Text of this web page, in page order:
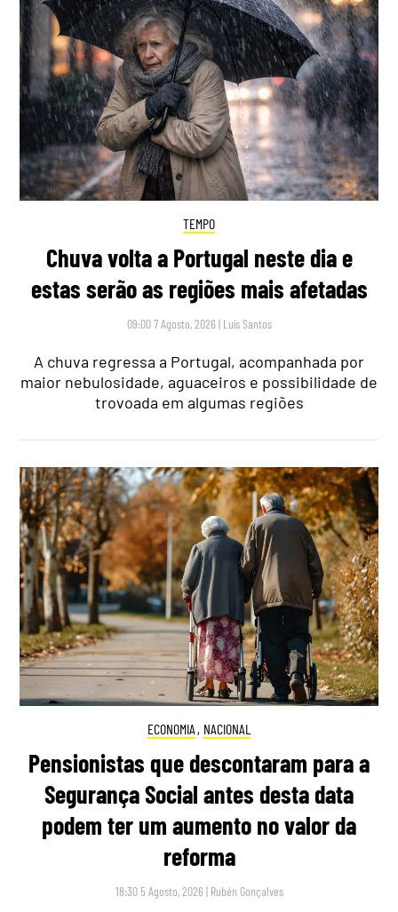
TEMPO
Chuva volta a Portugal neste dia e
estas serão as regiões mais afetadas
09:00 7 Agosto, 2026 | Luís Santos
A chuva regressa a Portugal, acompanhada por
maior nebulosidade, aguaceiros e possibilidade de
trovoada em algumas regiões
ECONOMIA , NACIONAL
Pensionistas que descontaram para a
Segurança Social antes desta data
podem ter um aumento no valor da
reforma
18:30 5 Agosto, 2026 | Rubén Gonçalves